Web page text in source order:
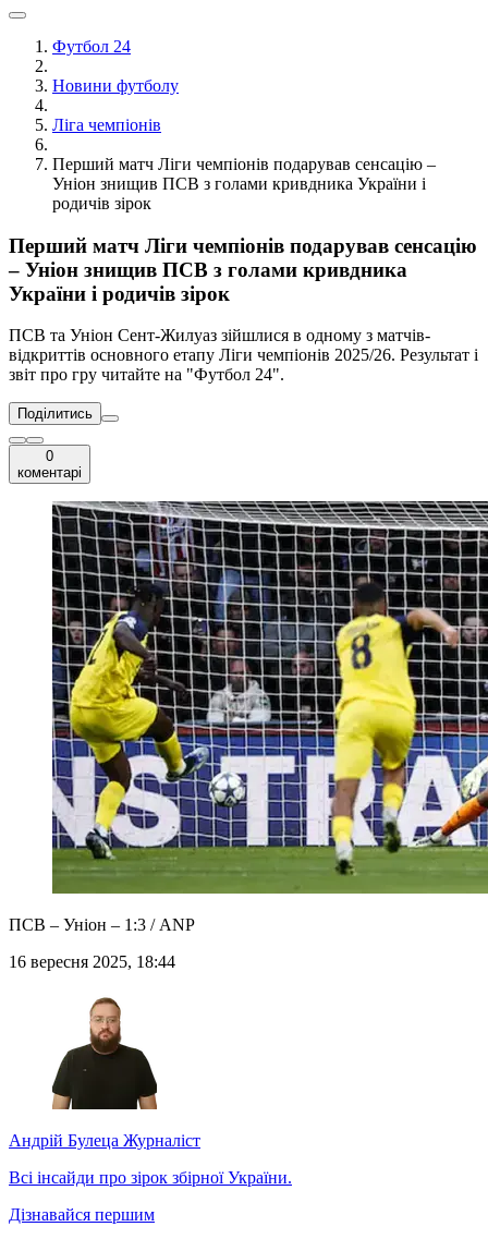
Футбол 24
Новини футболу
Ліга чемпіонів
Перший матч Ліги чемпіонів подарував сенсацію –
Уніон знищив ПСВ з голами кривдника України і
родичів зірок
Перший матч Ліги чемпіонів подарував сенсацію
– Уніон знищив ПСВ з голами кривдника
України і родичів зірок
ПСВ та Уніон Сент-Жилуаз зійшлися в одному з матчів-
відкриттів основного етапу Ліги чемпіонів 2025/26. Результат і
звіт про гру читайте на "Футбол 24".
Поділитись
0
коментарі
ПСВ – Уніон – 1:3 / ANP
16 вересня 2025, 18:44
Андрій Булеца Журналіст
Всі інсайди про зірок збірної України.
Дізнавайся першим